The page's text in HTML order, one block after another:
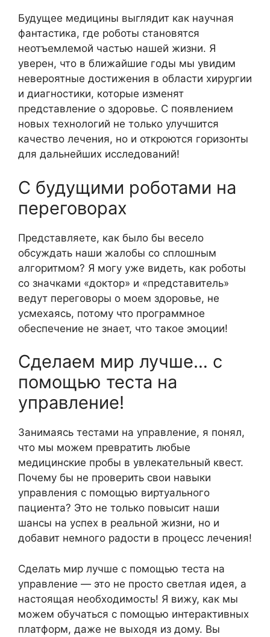
Будущее медицины выглядит как научная
фантастика, где роботы становятся
неотъемлемой частью нашей жизни. Я
уверен, что в ближайшие годы мы увидим
невероятные достижения в области хирургии
и диагностики, которые изменят
представление о здоровье. С появлением
новых технологий не только улучшится
качество лечения, но и откроются горизонты
для дальнейших исследований!
С будущими роботами на
переговорах
Представляете, как было бы весело
обсуждать наши жалобы со сплошным
алгоритмом? Я могу уже видеть, как роботы
со значками «доктор» и «представитель»
ведут переговоры о моем здоровье, не
усмехаясь, потому что программное
обеспечение не знает, что такое эмоции!
Сделаем мир лучше… с
помощью теста на
управление!
Занимаясь тестами на управление, я понял,
что мы можем превратить любые
медицинские пробы в увлекательный квест.
Почему бы не проверить свои навыки
управления с помощью виртуального
пациента? Это не только повысит наши
шансы на успех в реальной жизни, но и
добавит немного радости в процесс лечения!
Сделать мир лучше с помощью теста на
управление — это не просто светлая идея, а
настоящая необходимость! Я вижу, как мы
можем обучаться с помощью интерактивных
платформ, даже не выходя из дому. Вы